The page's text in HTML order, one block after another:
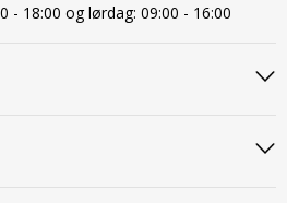
- 18:00 og lørdag: 09:00 - 16:00